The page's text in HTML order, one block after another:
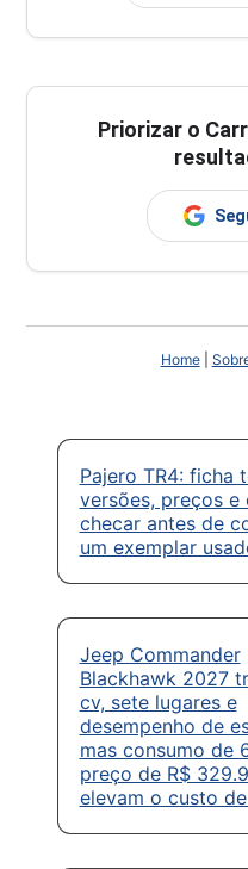
Priorizar o
Home|
Pajero TR4: ficha
versões, preços e
checar antes de
um exemplar
Jeep Commander
Blackhawk 2027
cv, sete lugares e
desempenho de
mas consumo de
preço de R$
elevam o custo